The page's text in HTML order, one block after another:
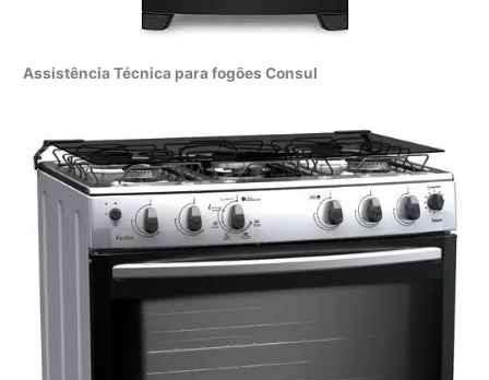
Assistência Técnica para fogões Consul